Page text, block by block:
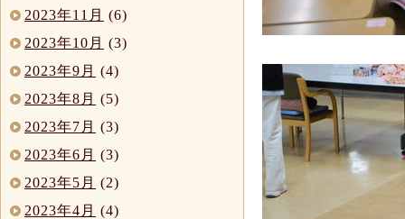
2023年11月 (6)
2023年10月 (3)
2023年9月 (4)
2023年8月 (5)
2023年7月 (3)
2023年6月 (3)
2023年5月 (2)
2023年4月 (4)